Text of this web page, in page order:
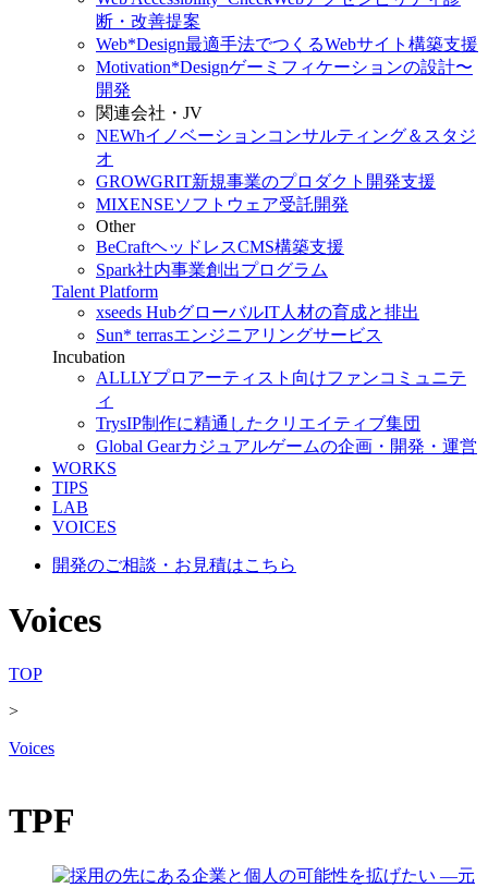
断・改善提案
Web*Design最適手法でつくるWebサイト構築支援
Motivation*Designゲーミフィケーションの設計〜
開発
関連会社・JV
NEWhイノベーションコンサルティング＆スタジ
オ
GROWGRIT新規事業のプロダクト開発支援
MIXENSEソフトウェア受託開発
Other
BeCraftヘッドレスCMS構築支援
Spark社内事業創出プログラム
Talent Platform
xseeds HubグローバルIT人材の育成と排出
Sun* terrasエンジニアリングサービス
Incubation
ALLLYプロアーティスト向けファンコミュニテ
ィ
TrysIP制作に精通したクリエイティブ集団
Global Gearカジュアルゲームの企画・開発・運営
WORKS
TIPS
LAB
VOICES
開発のご相談・お見積はこちら
Voices
TOP
>
Voices
TPF